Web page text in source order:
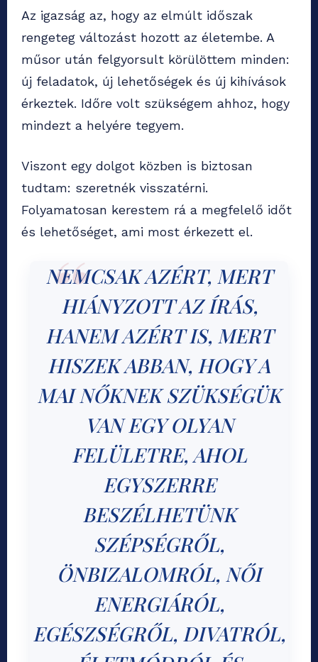
Az igazság az, hogy az elmúlt időszak
rengeteg változást hozott az életembe. A
műsor után felgyorsult körülöttem minden:
új feladatok, új lehetőségek és új kihívások
érkeztek. Időre volt szükségem ahhoz, hogy
mindezt a helyére tegyem.
Viszont egy dolgot közben is biztosan
tudtam: szeretnék visszatérni.
Folyamatosan kerestem rá a megfelelő időt
és lehetőséget, ami most érkezett el.
NEMCSAK AZÉRT, MERT
HIÁNYZOTT AZ ÍRÁS,
HANEM AZÉRT IS, MERT
HISZEK ABBAN, HOGY A
MAI NŐKNEK SZÜKSÉGÜK
VAN EGY OLYAN
FELÜLETRE, AHOL
EGYSZERRE
BESZÉLHETÜNK
SZÉPSÉGRŐL,
ÖNBIZALOMRÓL, NŐI
ENERGIÁRÓL,
EGÉSZSÉGRŐL, DIVATRÓL,